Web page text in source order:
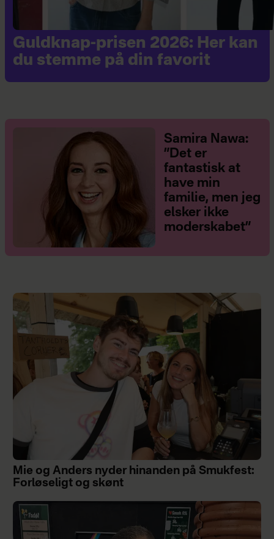
Guldknap-prisen 2026: Her kan
du stemme på din favorit
Samira Nawa:
”Det er
fantastisk at
have min
familie, men jeg
elsker ikke
moderskabet”
Mie og Anders nyder hinanden på Smukfest:
Forløseligt og skønt